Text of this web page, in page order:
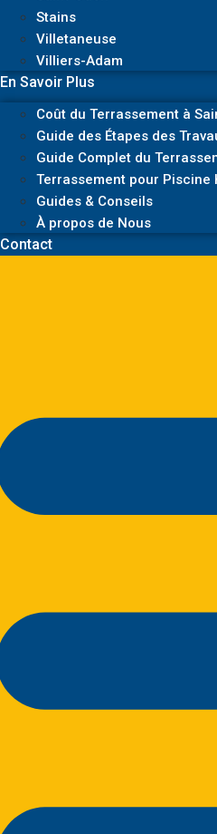
Stains
Villetaneuse
Villiers-Adam
En Savoir Plus
Coût du Terrassement à
Guide des Étapes des
Guide Complet du
Terrassement pour Piscine
Guides & Conseils
À propos de Nous
Contact